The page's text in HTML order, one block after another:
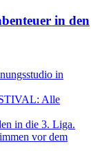
in den
in
Alle